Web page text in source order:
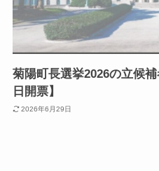
菊陽町長選挙2026の立候
日開票】
2026年6月29日